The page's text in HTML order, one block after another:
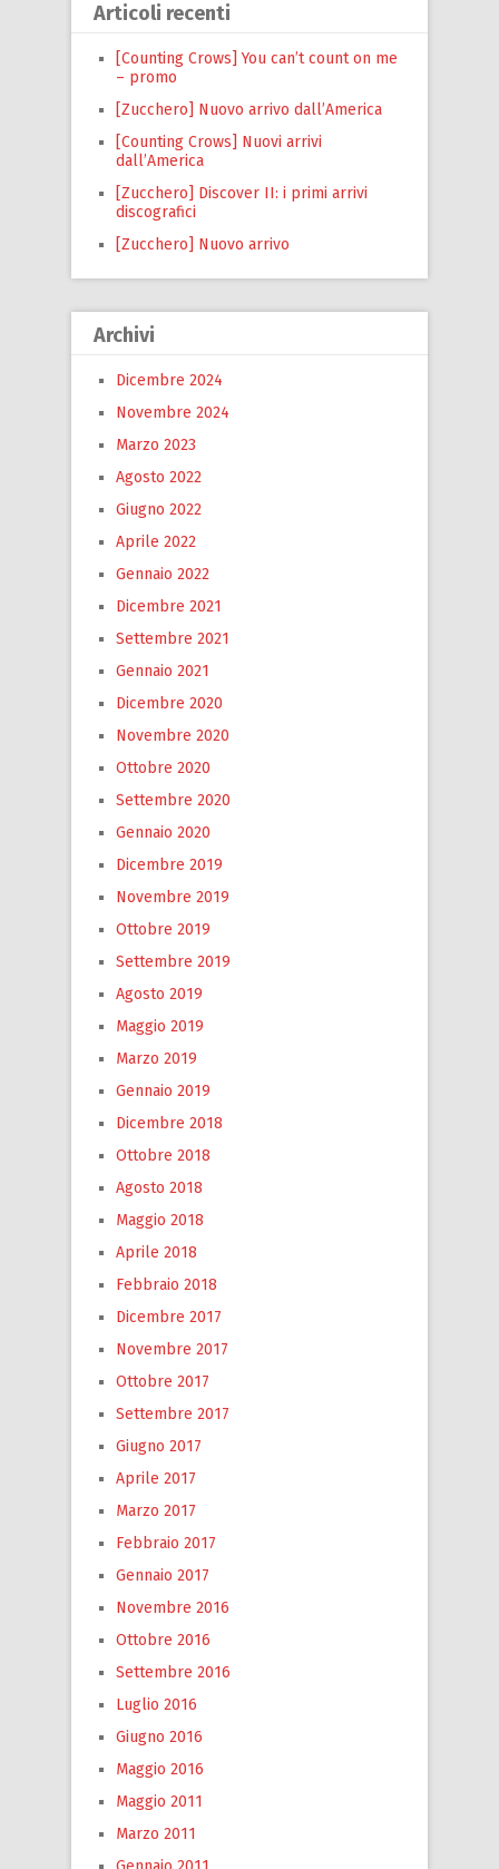
Articoli recenti
[Counting Crows] You can’t count on me
– promo
[Zucchero] Nuovo arrivo dall’America
[Counting Crows] Nuovi arrivi
dall’America
[Zucchero] Discover II: i primi arrivi
discografici
[Zucchero] Nuovo arrivo
Archivi
Dicembre 2024
Novembre 2024
Marzo 2023
Agosto 2022
Giugno 2022
Aprile 2022
Gennaio 2022
Dicembre 2021
Settembre 2021
Gennaio 2021
Dicembre 2020
Novembre 2020
Ottobre 2020
Settembre 2020
Gennaio 2020
Dicembre 2019
Novembre 2019
Ottobre 2019
Settembre 2019
Agosto 2019
Maggio 2019
Marzo 2019
Gennaio 2019
Dicembre 2018
Ottobre 2018
Agosto 2018
Maggio 2018
Aprile 2018
Febbraio 2018
Dicembre 2017
Novembre 2017
Ottobre 2017
Settembre 2017
Giugno 2017
Aprile 2017
Marzo 2017
Febbraio 2017
Gennaio 2017
Novembre 2016
Ottobre 2016
Settembre 2016
Luglio 2016
Giugno 2016
Maggio 2016
Maggio 2011
Marzo 2011